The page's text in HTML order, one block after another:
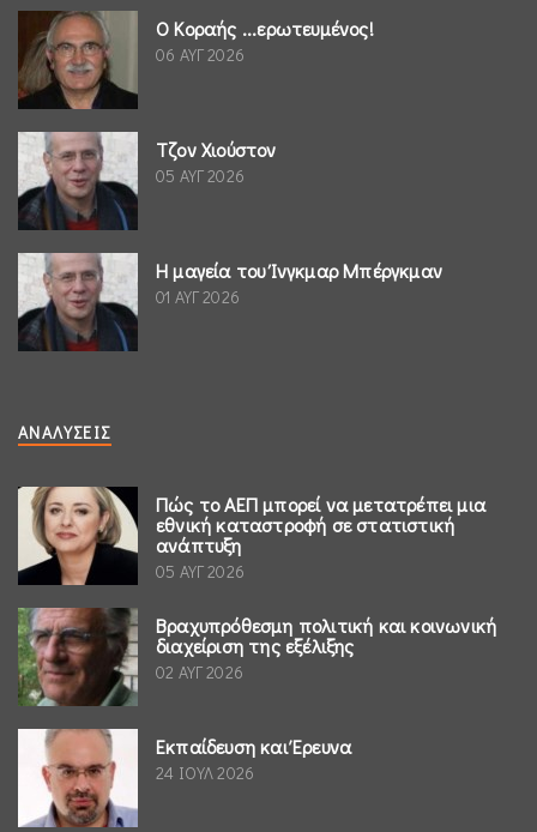
Ο Κοραής ...ερωτευμένος!
06 ΑΥΓ 2026
Τζον Χιούστον
05 ΑΥΓ 2026
Η μαγεία του Ίνγκμαρ Μπέργκμαν
01 ΑΥΓ 2026
ΑΝΑΛΎΣΕΙΣ
Πώς το ΑΕΠ μπορεί να μετατρέπει μια
εθνική καταστροφή σε στατιστική
ανάπτυξη
05 ΑΥΓ 2026
Βραχυπρόθεσμη πολιτική και κοινωνική
διαχείριση της εξέλιξης
02 ΑΥΓ 2026
Εκπαίδευση και Έρευνα
24 ΙΟΥΛ 2026